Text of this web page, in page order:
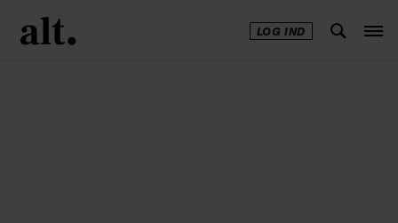
LOG IND